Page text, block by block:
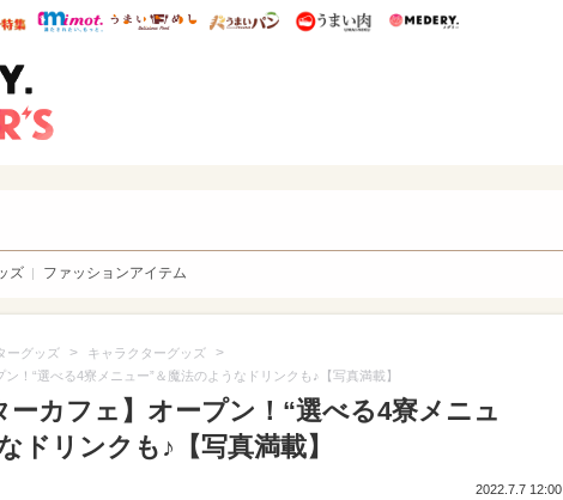
* ウレぴあ総研 ディズニー特集
mimot. うまいめし うまいパン うまい肉
ズ ファッションアイテム
ーグッズ > キャラクターグッズ >
！“選べる4寮メニュー”＆魔法のようなドリンクも♪【写真満載】
ーカフェ】オープン！“選べる4寮メニュ
ドリンクも♪【写真満載】
2022.7.7 12:00